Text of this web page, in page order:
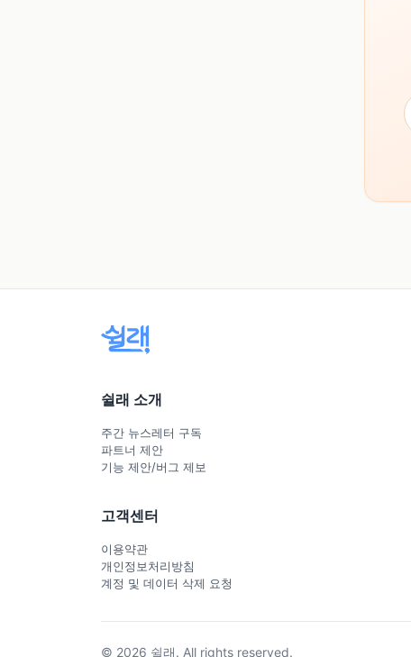
쉴래 소개
주간 뉴스레터 구독
파트너 제안
기능 제안/버그 제보
고객센터
이용약관
개인정보처리방침
계정 및 데이터 삭제 요청
© 2026 쉴래. All rights reserved.